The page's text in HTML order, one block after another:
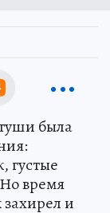
была
густые
время
и